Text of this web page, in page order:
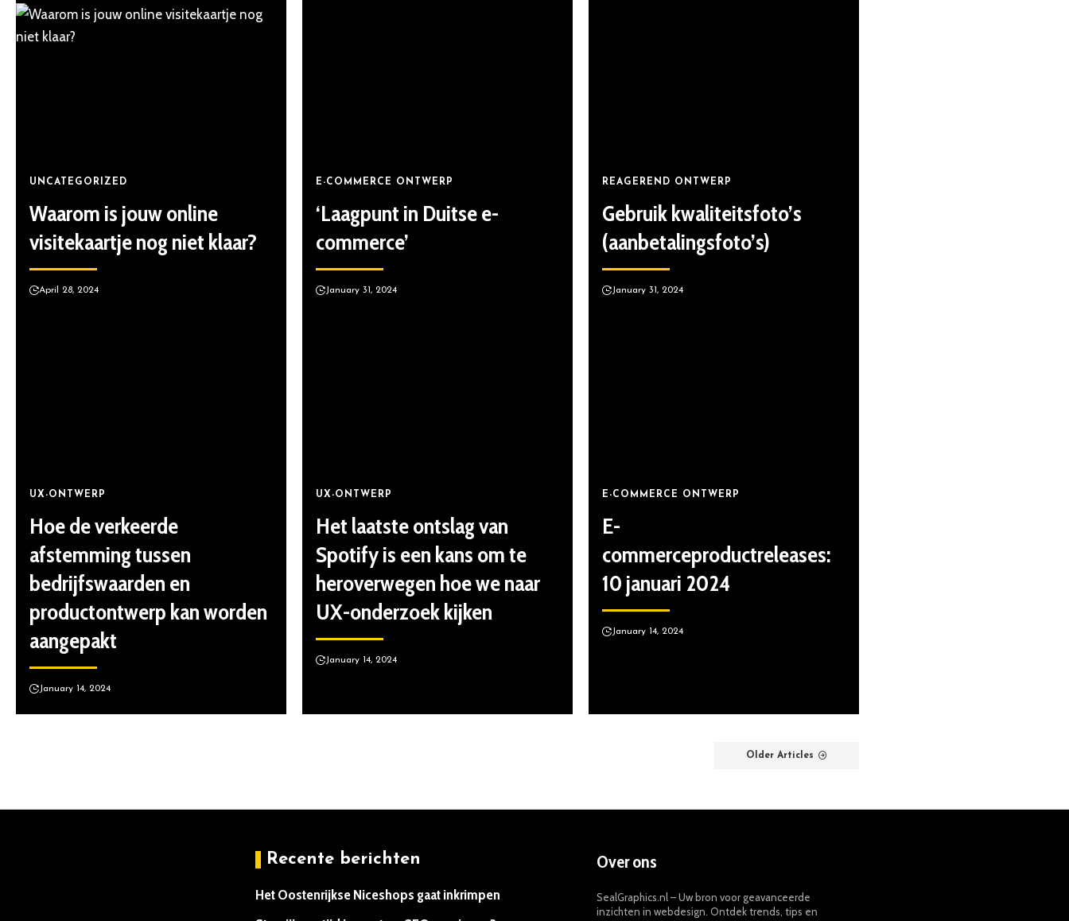
UNCATEGORIZED
Waarom is jouw online
visitekaartje nog niet klaar?
April 28, 2024
E-COMMERCE ONTWERP
‘Laagpunt in Duitse e-
commerce’
January 31, 2024
REAGEREND ONTWERP
Gebruik kwaliteitsfoto’s
(aanbetalingsfoto’s)
January 31, 2024
UX-ONTWERP
Hoe de verkeerde
afstemming tussen
bedrijfswaarden en
productontwerp kan worden
aangepakt
January 14, 2024
UX-ONTWERP
Het laatste ontslag van
Spotify is een kans om te
heroverwegen hoe we naar
UX-onderzoek kijken
January 14, 2024
E-COMMERCE ONTWERP
E-
commerceproductreleases:
10 januari 2024
January 14, 2024
Older Articles
Recente berichten
Het Oostenrijkse Niceshops gaat inkrimpen
January 14, 2024
Over ons
SealGraphics.nl – Uw bron voor geavanceerde
inzichten in webdesign. Ontdek trends, tips en